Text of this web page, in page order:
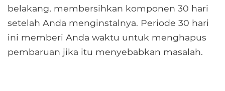
belakang, membersihkan komponen 30 hari
setelah Anda menginstalnya. Periode 30 hari
ini memberi Anda waktu untuk menghapus
pembaruan jika itu menyebabkan masalah.